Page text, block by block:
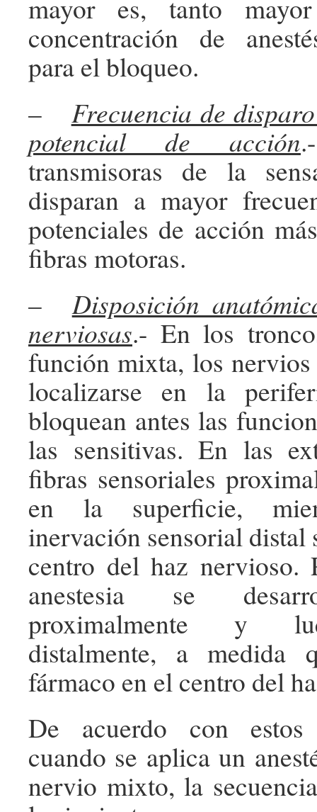
mayor es, tanto
concentración de
para el bloqueo.
– Frecuencia de
potencial de acción
transmisoras de la
disparan a mayor
potenciales de acción
fibras motoras.
–Disposición
nerviosas.- En los
función mixta, los nervios
localizarse en la
bloquean antes las
las sensitivas. En las
fibras sensoriales
en la superficie,
inervación sensorial distal
centro del haz nervioso.
anestesia se
proximalmente y
distalmente, a medida
fármaco en el centro del
De acuerdo con
cuando se aplica un
nervio mixto, la